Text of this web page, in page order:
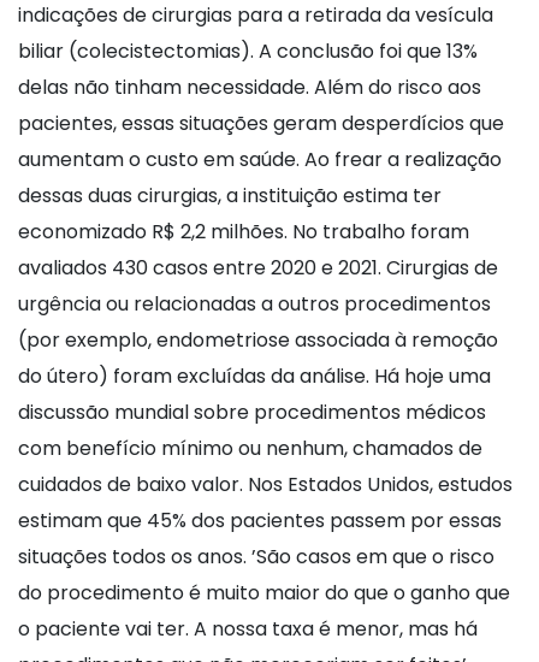
indicações de cirurgias para a retirada da vesícula
biliar (colecistectomias). A conclusão foi que 13%
delas não tinham necessidade. Além do risco aos
pacientes, essas situações geram desperdícios que
aumentam o custo em saúde. Ao frear a realização
dessas duas cirurgias, a instituição estima ter
economizado R$ 2,2 milhões. No trabalho foram
avaliados 430 casos entre 2020 e 2021. Cirurgias de
urgência ou relacionadas a outros procedimentos
(por exemplo, endometriose associada à remoção
do útero) foram excluídas da análise. Há hoje uma
discussão mundial sobre procedimentos médicos
com benefício mínimo ou nenhum, chamados de
cuidados de baixo valor. Nos Estados Unidos, estudos
estimam que 45% dos pacientes passem por essas
situações todos os anos. ’São casos em que o risco
do procedimento é muito maior do que o ganho que
o paciente vai ter. A nossa taxa é menor, mas há